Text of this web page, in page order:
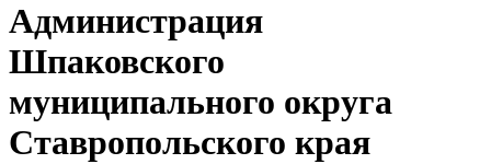
Администрация
Шпаковского
муниципального округа
Ставропольского края